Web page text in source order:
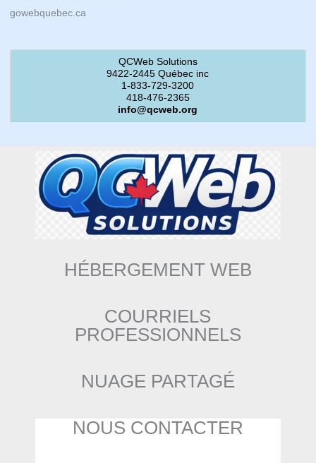
gowebquebec.ca
QCWeb Solutions
9422-2445 Québec inc
1-833-729-3200
418-476-2365
info@qcweb.org
HÉBERGEMENT WEB
COURRIELS
PROFESSIONNELS
NUAGE PARTAGÉ
NOUS CONTACTER